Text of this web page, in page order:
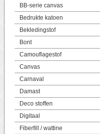
BB-serie canvas
Bedrukte katoen
Bekledingstof
Bont
Camouflagestof
Canvas
Carnaval
Damast
Deco stoffen
Digitaal
Fiberfill / wattine